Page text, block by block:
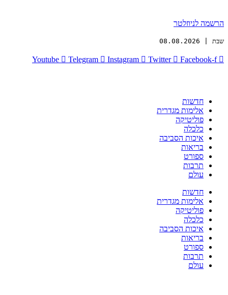
הרשמה לניוזלטר
שבת | 08.08.2026
Youtube Telegram Instagram Twitter Facebook-f
חדשות
אלימות מגדרית
פוליטיקה
כלכלה
איכות הסביבה
בריאות
ספורט
תרבות
עולם
חדשות
אלימות מגדרית
פוליטיקה
כלכלה
איכות הסביבה
בריאות
ספורט
תרבות
עולם